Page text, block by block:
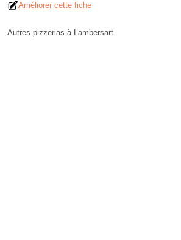
Améliorer cette fiche
Autres pizzerias à Lambersart